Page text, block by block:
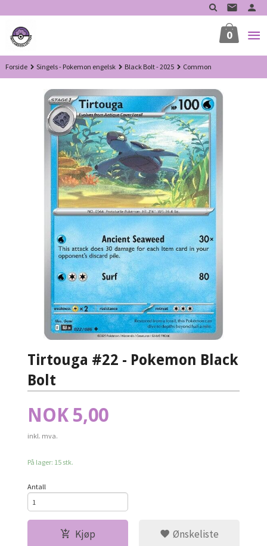
til
innholdet
0
Forside Singels - Pokemon engelsk Black Bolt - 2025 Common
Tirtouga #22 - Pokemon Black
Bolt
Pris
NOK 5,00
inkl. mva.
På lager: 15 stk.
Antall
Kjøp Ønskeliste